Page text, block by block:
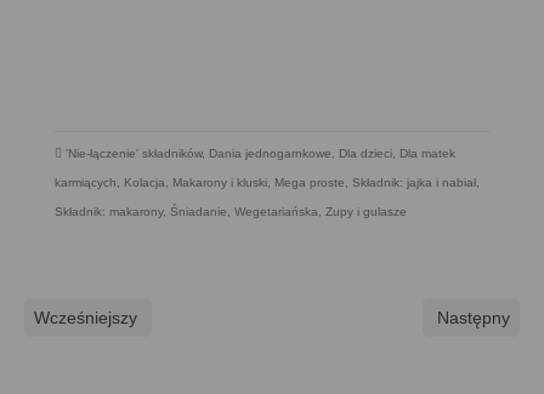
'Nie-łączenie' składników, Dania jednogarnkowe, Dla dzieci, Dla matek
karmiących, Kolacja, Makarony i kluski, Mega proste, Składnik: jajka i nabiał,
Składnik: makarony, Śniadanie, Wegetariańska, Zupy i gulasze
Wcześniejszy Następny